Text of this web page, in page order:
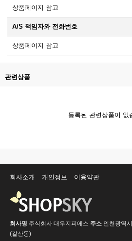
상품페이지 참고
A/S 책임자와 전화번호
상품페이지 참고
관련상품
등록된 관련상품이 없
회사소개 개인정보 이용약관
회사명 주식회사 대우지피에스 주소 인천광역
(갈산동)